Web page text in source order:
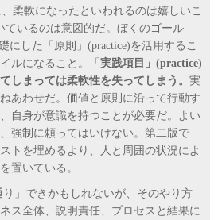
柔軟になったといわれるのは嬉しいこ
ているのは意図的だ。ぼくのゴール
にした「原則」(practice)を活用するこ
ルになること。「 実践項目」(practice)
しまっては柔軟性を失ってしまう。 実
あわせだ。価値と原則に沿って行動す
自身が意識を持つことが必要だ。よい
強制に頼ってはいけない。第二版で
トを埋めるより、人と周囲の状況によ
置いている。
」できかもしれないが、そのやり方
ス全体、説明責任、プロセスと結果に